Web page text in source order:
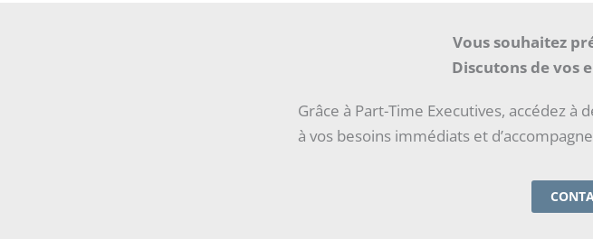
Vous souhaitez
Discutons de vos
Grâce à Part-Time Executives, accédez
à vos besoins immédiats et